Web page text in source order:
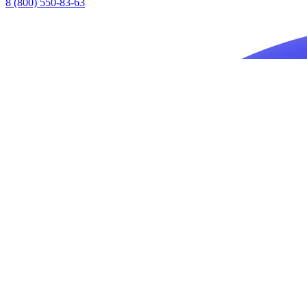
8 (800) 550-83-63